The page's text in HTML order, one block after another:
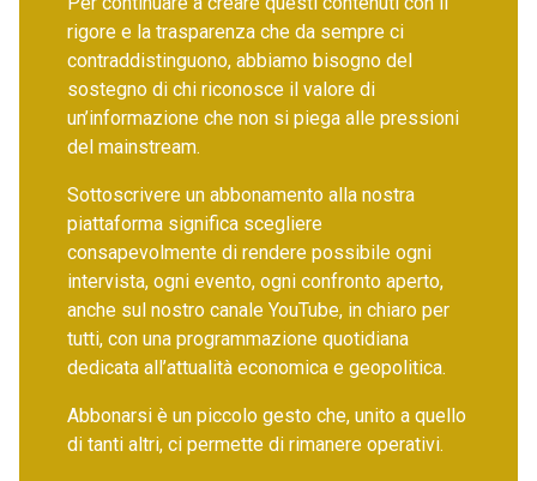
rigore e la trasparenza che da sempre ci
contraddistinguono, abbiamo bisogno del
sostegno di chi riconosce il valore di
un’informazione che non si piega alle pressioni
del mainstream.
Sottoscrivere un abbonamento alla nostra
piattaforma significa scegliere
consapevolmente di rendere possibile ogni
intervista, ogni evento, ogni confronto aperto,
anche sul nostro canale YouTube, in chiaro per
tutti, con una programmazione quotidiana
dedicata all’attualità economica e geopolitica.
Abbonarsi è un piccolo gesto che, unito a quello
di tanti altri, ci permette di rimanere operativi.